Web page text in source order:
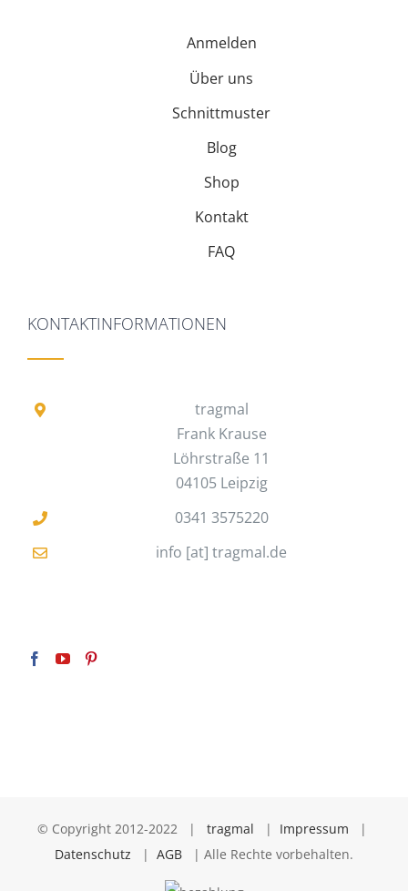
Anmelden
Über uns
Schnittmuster
Blog
Shop
Kontakt
FAQ
KONTAKTINFORMATIONEN
tragmal
Frank Krause
Löhrstraße 11
04105 Leipzig
0341 3575220
info [at] tragmal.de
© Copyright 2012-2022 | tragmal | Impressum |
Datenschutz | AGB | Alle Rechte vorbehalten.